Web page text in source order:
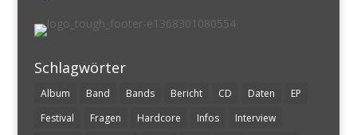
Schlagwörter
Album Band Bands Bericht CD Daten
EP
Festival
Fragen Hardcore Infos
Interview